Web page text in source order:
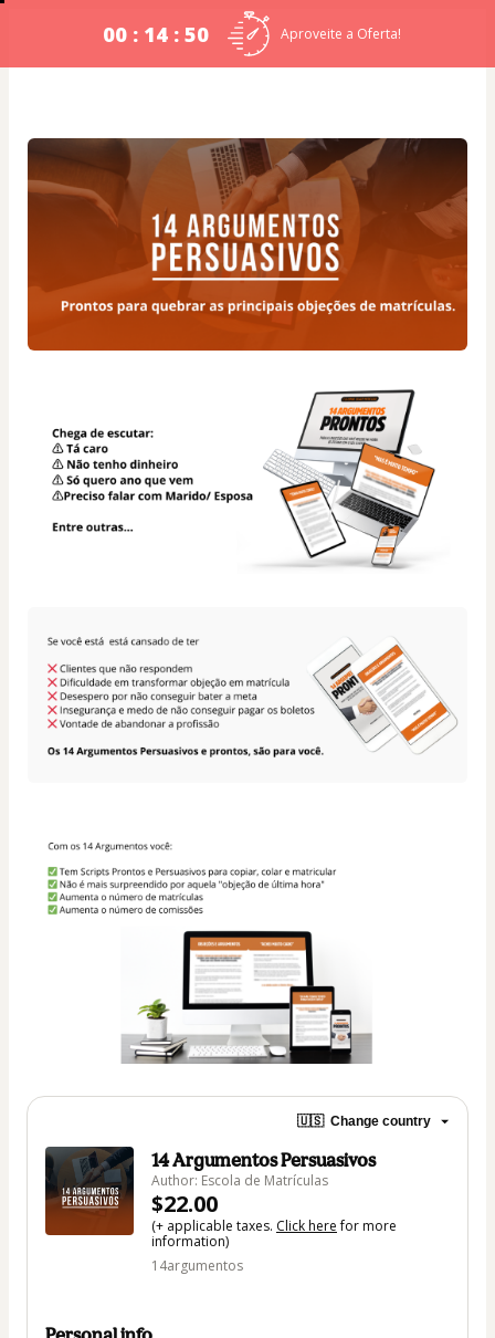
00 : 14 : 50 Aproveite a Oferta!
🇺🇸 Change country
14 Argumentos Persuasivos
Author: Escola de Matrículas
$22.00
(+ applicable taxes. Click herefor more
information)
14argumentos